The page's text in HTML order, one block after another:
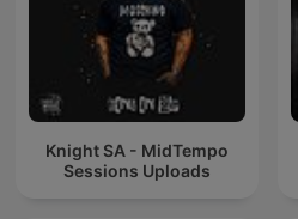
Knight SA - MidTempo
Sessions Uploads